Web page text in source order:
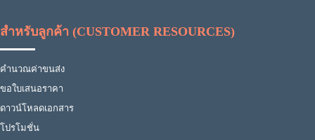
สำหรับลูกค้า (CUSTOMER RESOURCES)
คำนวณค่าขนส่ง
ขอใบเสนอราคา
ดาวน์โหลดเอกสาร
โปรโมชั่น